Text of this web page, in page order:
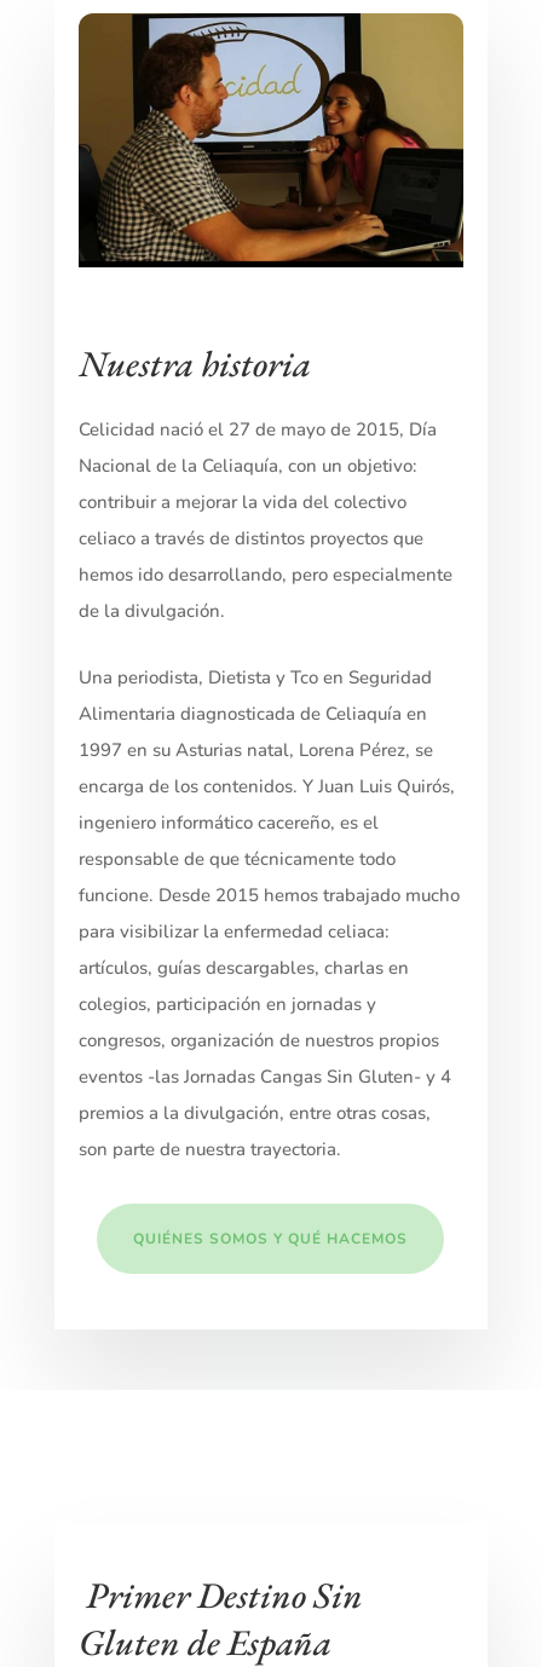
Nuestra historia
Celicidad nació el 27 de mayo de 2015, Día
Nacional de la Celiaquía, con un objetivo:
contribuir a mejorar la vida del colectivo
celiaco a través de distintos proyectos que
hemos ido desarrollando, pero especialmente
de la divulgación.
Una periodista, Dietista y Tco en Seguridad
Alimentaria diagnosticada de Celiaquía en
1997 en su Asturias natal, Lorena Pérez, se
encarga de los contenidos. Y Juan Luis Quirós,
ingeniero informático cacereño, es el
responsable de que técnicamente todo
funcione. Desde 2015 hemos trabajado mucho
para visibilizar la enfermedad celiaca:
artículos, guías descargables, charlas en
colegios, participación en jornadas y
congresos, organización de nuestros propios
eventos -las Jornadas Cangas Sin Gluten- y 4
premios a la divulgación, entre otras cosas,
son parte de nuestra trayectoria.
QUIÉNES SOMOS Y QUÉ HACEMOS
Primer Destino Sin
Gluten de España